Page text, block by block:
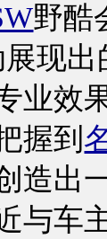
野酷
展现
业效
握到
造出
与车